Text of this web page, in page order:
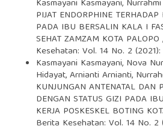
Kasmayani Kasmayani,
PIJAT ENDORPHINE
PADA IBU BERSALIN KALA I
SEHAT ZAMZAM KOTA PALOPO ,
Kesehatan: Vol. 14 No. 2
Kasmayani Kasmayani, Nova
Hidayat, Arnianti Arnianti,
KUNJUNGAN ANTENATAL DAN
DENGAN STATUS GIZI PADA
KERJA POSKESKEL BOTING
Berita Kesehatan: Vol. 14 No. 2